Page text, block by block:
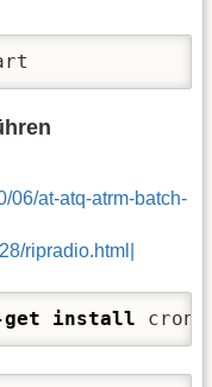
06/at-atq-atrm-batch-
ripradio.html|
get install cron